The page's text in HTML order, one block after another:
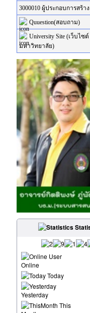
3000010 ผู้ประกอบการสร้า
Quuestion(สอบถาม)
University Site (เว็บไซต์
มหาวิทยาลัย)
User
Online
Today
Yesterday
This